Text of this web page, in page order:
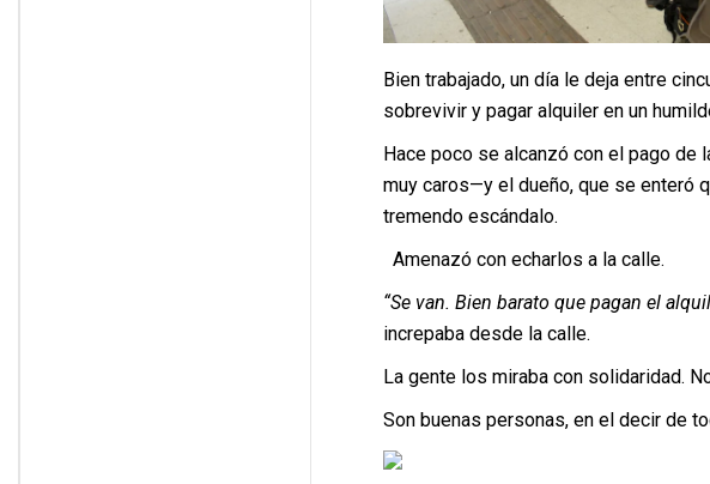
Bien trabajado, un día le deja entre
sobrevivir y pagar alquiler en un
Hace poco se alcanzó con el pago
muy caros—y el dueño, que se enteró
tremendo escándalo.
Amenazó con echarlos a la calle.
“Se van. Bien barato que pagan el
increpaba desde la calle.
La gente los miraba con solidaridad.
Son buenas personas, en el decir de